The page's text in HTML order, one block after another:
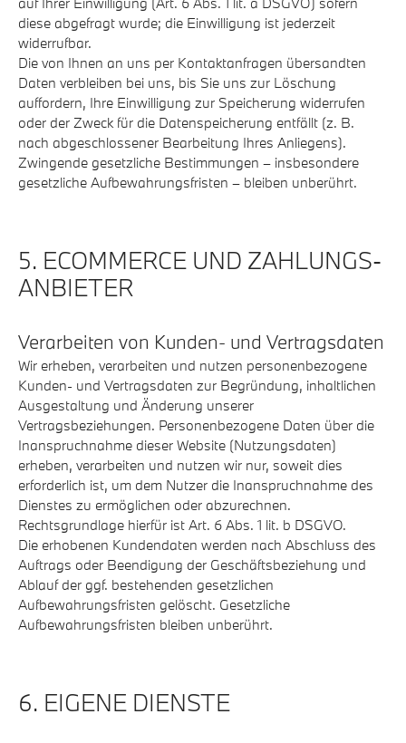
diese abgefragt wurde; die Einwilligung ist jederzeit
widerrufbar.
Die von Ihnen an uns per Kontaktanfragen übersandten
Daten verbleiben bei uns, bis Sie uns zur Löschung
auffordern, Ihre Einwilligung zur Speicherung widerrufen
oder der Zweck für die Datenspeicherung entfällt (z. B.
nach abgeschlossener Bearbeitung Ihres Anliegens).
Zwingende gesetzliche Bestimmungen – insbesondere
gesetzliche Aufbewahrungsfristen – bleiben unberührt.
5. ECOMMERCE UND ZAHLUNGS­
ANBIETER
Verarbeiten von Kunden- und Vertragsdaten
Wir erheben, verarbeiten und nutzen personenbezogene
Kunden- und Vertragsdaten zur Begründung, inhaltlichen
Ausgestaltung und Änderung unserer
Vertragsbeziehungen. Personenbezogene Daten über die
Inanspruchnahme dieser Website (Nutzungsdaten)
erheben, verarbeiten und nutzen wir nur, soweit dies
erforderlich ist, um dem Nutzer die Inanspruchnahme des
Dienstes zu ermöglichen oder abzurechnen.
Rechtsgrundlage hierfür ist Art. 6 Abs. 1 lit. b DSGVO.
Die erhobenen Kundendaten werden nach Abschluss des
Auftrags oder Beendigung der Geschäftsbeziehung und
Ablauf der ggf. bestehenden gesetzlichen
Aufbewahrungsfristen gelöscht. Gesetzliche
Aufbewahrungsfristen bleiben unberührt.
6. EIGENE DIENSTE